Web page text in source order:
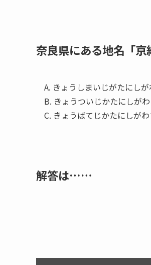
奈良県にある地名「
A. きょうしまいじがたにしが
B. きょうついじかたにしが
C. きょうばてじかたにしがわ
解答は……